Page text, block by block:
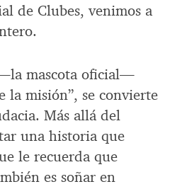
de Clubes, venimos a
mascota oficial—
la misión”, se convierte
Más allá del
una historia que
le recuerda que
es soñar en